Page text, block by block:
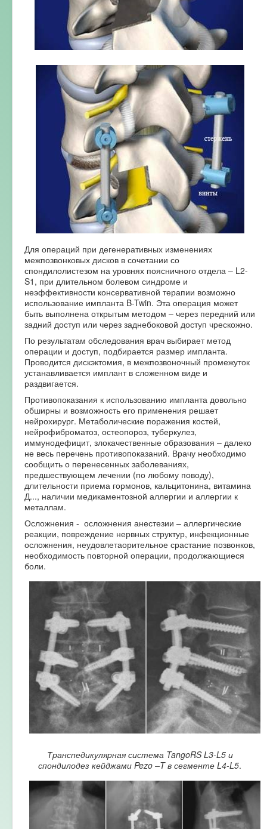
Для операций при дегенеративных изменениях
межпозвонковых дисков в сочетании со
спондилолистезом на уровнях поясничного отдела – L2-
S1, при длительном болевом синдроме и
неэффективности консервативной терапии возможно
использование импланта B-Twin. Эта операция может
быть выполнена открытым методом – через передний или
задний доступ или через заднебоковой доступ чрескожно.
По результатам обследования врач выбирает метод
операции и доступ, подбирается размер импланта.
Проводится дискэктомия, в межпозвоночный промежуток
устанавливается имплант в сложенном виде и
раздвигается.
Противопоказания к использованию импланта довольно
обширны и возможность его применения решает
нейрохирург. Метаболические поражения костей,
нейрофиброматоз, остеопороз, туберкулез,
иммунодефицит, злокачественные образования – далеко
не весь перечень противопоказаний. Врачу необходимо
сообщить о перенесенных заболеваниях,
предшествующем лечении (по любому поводу),
длительности приема гормонов, кальцитонина, витамина
Д..., наличии медикаментозной аллергии и аллергии к
металлам.
Осложнения - осложнения анестезии – аллергические
реакции, повреждение нервных структур, инфекционные
осложнения, неудовлетаорительное срастание позвонков,
необходимость повторной операции, продолжающиеся
боли.
Транспедикулярная система TangoRS L3-L5 и
спондилодез кейджами Pezo –T в сегменте L4-L5.